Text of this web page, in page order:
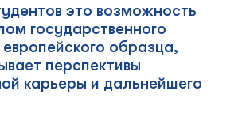
это возможность
государственного
образца,
перспективы
карьеры и дальнейшего